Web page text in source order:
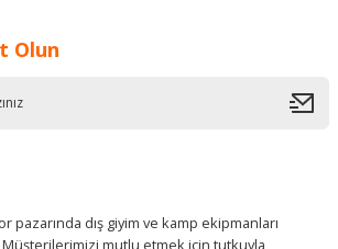
Olun
pazarında dış giyim ve kamp ekipmanları
mutlu etmek için tutkuyla